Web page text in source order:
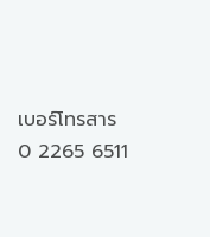
เบอร์โทรสาร
0 2265 6511